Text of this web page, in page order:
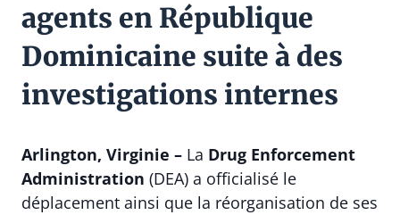
agents en République
Dominicaine suite à des
investigations internes
Arlington, Virginie – La Drug Enforcement
Administration (DEA) a officialisé le
déplacement ainsi que la réorganisation de ses